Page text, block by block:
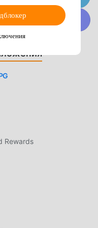
of building and
him, bathe him, play
he deserves.Of
People will try
you. You cannot
and protect Katie in
the neighbors and
a new romantic
Decorating games
to find the love of
city. Your arrival will be
for a new and iconic
at your villa,
dinners, and meet
в сообществе
Rewards